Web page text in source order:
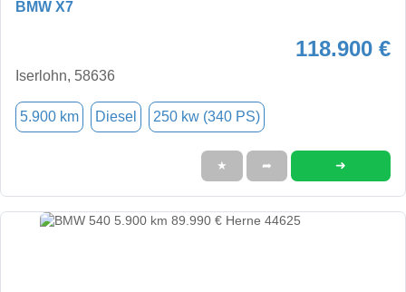
BMW X7
118.900 €
Iserlohn, 58636
5.900 km Diesel 250 kw (340 PS)
★ ➦ ➜